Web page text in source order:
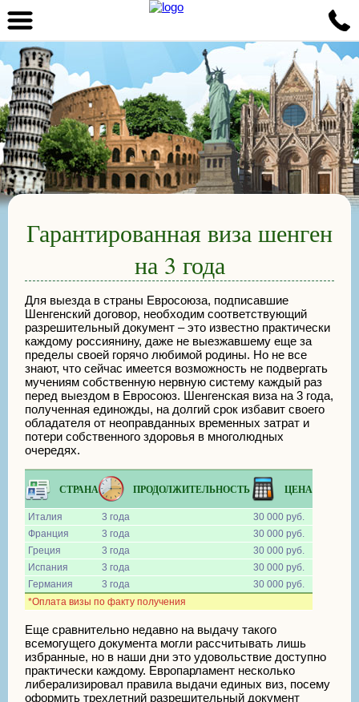
Гарантированная виза шенген
на 3 года
Для выезда в страны Евросоюза, подписавшие
Шенгенский договор, необходим соответствующий
разрешительный документ – это известно практически
каждому россиянину, даже не выезжавшему еще за
пределы своей горячо любимой родины. Но не все
знают, что сейчас имеется возможность не подвергать
мучениям собственную нервную систему каждый раз
перед выездом в Евросоюз. Шенгенская виза на 3 года,
полученная единожды, на долгий срок избавит своего
обладателя от неоправданных временных затрат и
потери собственного здоровья в многолюдных
очередях.
СТРАНА ПРОДОЛЖИТЕЛЬНОСТЬ ЦЕНА
*Оплата визы по факту получения
Италия 3 года
30 000 руб.
Франция
3 года
30 000 руб.
Греция
3 года
30 000 руб.
Испания
3 года
30 000 руб.
Германия
3 года 30 000 руб.
Еще сравнительно недавно на выдачу такого
всемогущего документа могли рассчитывать лишь
избранные, но в наши дни это удовольствие доступно
практически каждому. Европарламент несколько
либерализировал правила выдачи единых виз, посему
оформить трехлетний разрешительный документ